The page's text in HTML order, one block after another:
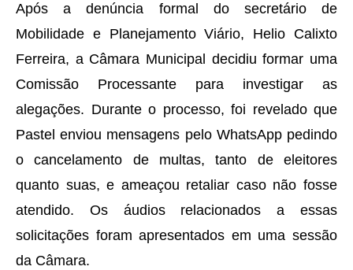
Após a denúncia formal do secretário de
Mobilidade e Planejamento Viário, Helio Calixto
Ferreira, a Câmara Municipal decidiu formar uma
Comissão Processante para investigar as
alegações. Durante o processo, foi revelado que
Pastel enviou mensagens pelo WhatsApp pedindo
o cancelamento de multas, tanto de eleitores
quanto suas, e ameaçou retaliar caso não fosse
atendido. Os áudios relacionados a essas
solicitações foram apresentados em uma sessão
da Câmara.